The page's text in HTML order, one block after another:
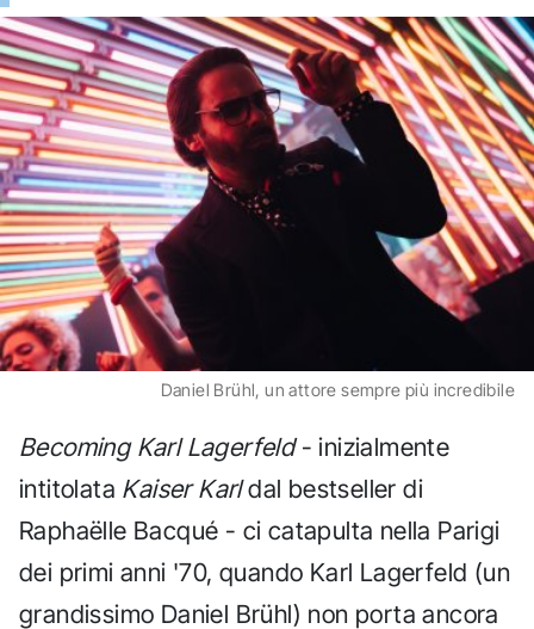
Daniel Brühl, un attore sempre più incredibile
Becoming Karl Lagerfeld- inizialmente
intitolata Kaiser Karldal bestseller di
Raphaëlle Bacqué - ci catapulta nella Parigi
dei primi anni '70, quando Karl Lagerfeld (un
grandissimo Daniel Brühl) non porta ancora